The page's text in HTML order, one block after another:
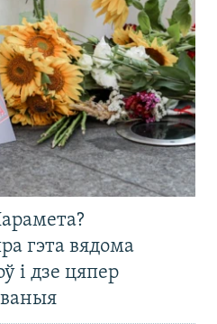
гэта вядома
і дзе цяпер